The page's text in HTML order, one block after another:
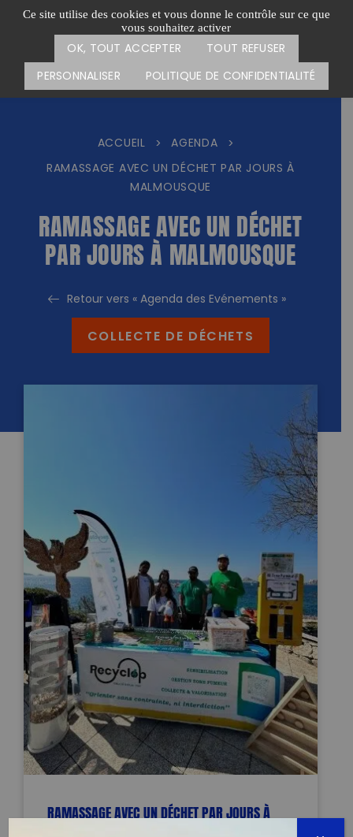
Ce site utilise des cookies et vous donne le contrôle sur ce que
vous souhaitez activer
OK, TOUT ACCEPTER
TOUT REFUSER
PERSONNALISER
POLITIQUE DE CONFIDENTIALITÉ
Passer
Menu
CARTE DES ACTIONS FAIRE UN DON
ACCUEIL > AGENDA
>
RAMASSAGE AVEC UN DÉCHET PAR JOURS À
MALMOUSQUE
RAMASSAGE AVEC UN DÉCHET
PAR JOURS À MALMOUSQUE
Retour vers « Agenda des Evénements »
COLLECTE DE DÉCHETS
RAMASSAGE AVEC UN DÉCHET PAR JOURS À